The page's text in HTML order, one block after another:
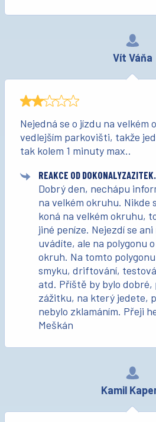
Vít Váňa
Nejedná se o jízdu na velkém
vedlejším parkovišti, takže
tak kolem 1 minuty max..
REAKCE OD
Dobrý den, nechápu
na velkém okruhu. Nikde
koná na velkém okruhu,
jiné peníze. Nejezdí se
uvádíte, ale na polygonu
okruh. Na tomto
smyku, driftování,
atd. Příště by bylo dobré,
zážitku, na který jedete,
nebylo zklamáním. Přeji
Meškán
Kamil